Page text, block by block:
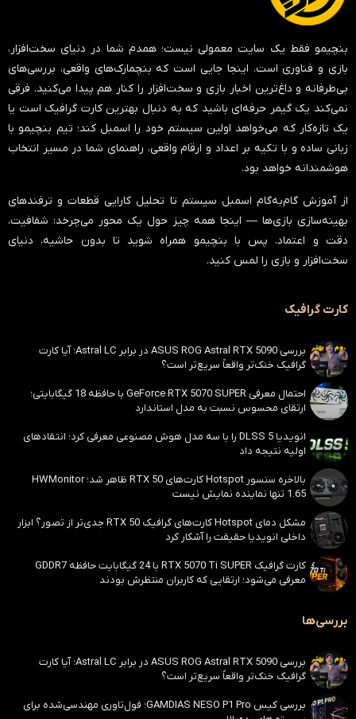
بنچیمو فقط یک سایت معمولی نیست؛ همدم شما در دنیای سخت‌افزار،
بازی و فناوری است. اینجا جایی است که بنچمارک‌های واقعی، بررسی‌های
بی‌طرفانه و داغ‌ترین اخبار بازی و سخت‌افزار را کنار هم پیدا می‌کنید. فرقی
نمی‌کند یک گیمر حرفه‌ای باشید که به دنبال بهترین کارت گرافیک است یا
یک تازه‌کار که می‌خواهد اولین سیستم خود را اسمبل کند؛ تیم بنچیمو با
زبانی ساده و با تکیه بر اعداد و ارقام واقعی، راهنمای شما در مسیر انتخاب
هوشمندانه خواهد بود.
از آموزش گام‌به‌گام اسمبل سیستم تا تحلیل کارایی قطعات و ترفندهای
بهینه‌سازی بازی‌ها — اینجا همه چیز حول یک محور می‌چرخد: شفافیت،
دقت و اعتماد. پس با بنچیمو همراه شوید تا بدون حاشیه، دنیای
سخت‌افزار و بازی را لمس کنید.
کارت گرافیک
بررسی ASUS ROG Astral RTX 5090 در برابر Astral LC؛ آیا کارت
گرافیک خنک‌تر واقعاً سریع‌تر است؟
احتمال معرفی GeForce RTX 5070 SUPER با حافظه 18 گیگابایتی؛
ارتقای محسوس نسبت به مدل استاندارد
انویدیا DLSS 5 را با سه مدل هوش مصنوعی معرفی کرد؛ انتقادهای
اولیه نتیجه داد
بالاخره سنسور Hotspot کارت‌های RTX 50 ظاهر شد؛ HWMonitor
1.65 تنها نماینده نمایش نیست
مشکل دمای Hotspot کارت‌های گرافیک RTX 50 جدی‌تر از تصور؟ ابزار
داخلی انویدیا حقیقت را آشکار کرد
کارت گرافیک RTX 5070 Ti SUPER با 24 گیگابایت حافظه GDDR7
معرفی می‌شود؛ ارتقایی که کاربران منتظرش بودند
بررسی‌ها
بررسی ASUS ROG Astral RTX 5090 در برابر Astral LC؛ آیا کارت
گرافیک خنک‌تر واقعاً سریع‌تر است؟
بررسی کیس GAMDIAS NESO P1 Pro؛ فول‌تاوری مهندسی‌شده برای